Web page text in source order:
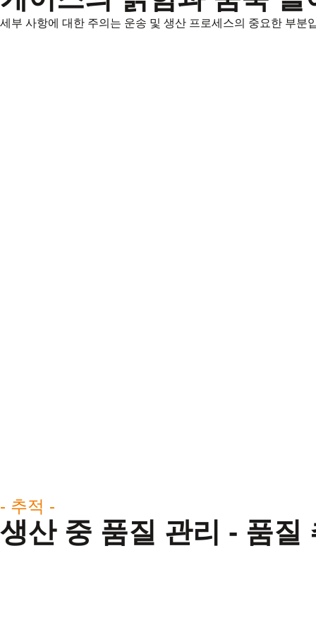
세부 사항에 대한 주의는 운송 및 생산 프로세스의 중요한 부분
- 추적 -
생산 중 품질 관리 - 품질